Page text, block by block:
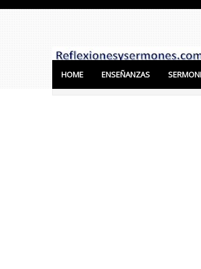
HOME ENSEÑANZAS